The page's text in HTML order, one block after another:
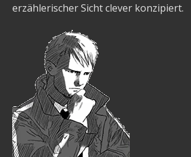
erzählerischer Sicht clever konzipiert.